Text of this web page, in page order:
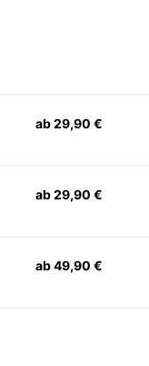
ab 29,90 €
ab 29,90 €
ab 49,90 €